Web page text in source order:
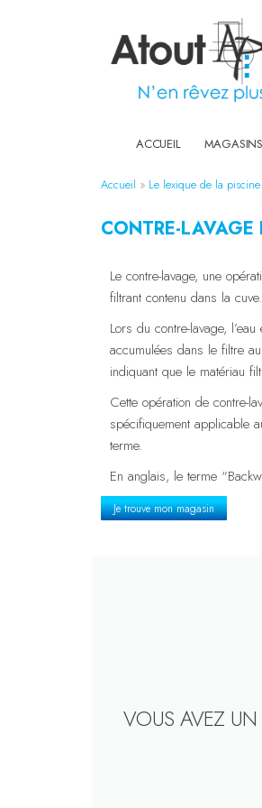
ACCUEIL MAGASINS
Accueil » Le lexique de la piscine
CONTRE-LAVAGE
Le contre-lavage, une
filtrant contenu dans la
Lors du contre-lavage,
accumulées dans le filtre
indiquant que le matériau
Cette opération de contre-
spécifiquement applicable
terme.
En anglais, le terme
Je trouve mon magasin
VOUS AVEZ UN